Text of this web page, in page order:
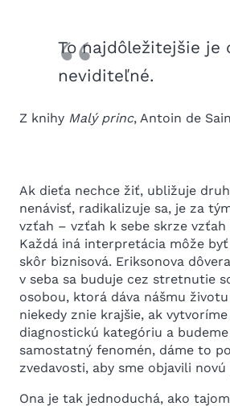
To najdôležitejšie je
neviditeľné.
Z knihy Malý princ, Antoin de
Ak dieťa nechce žiť, ubližuje
nenávisť, radikalizuje sa, je za
vzťah – vzťah k sebe skrze vzťah
Každá iná interpretácia môže
skôr biznisová. Eriksonova
v seba sa buduje cez stretnutie
osobou, ktorá dáva nášmu
niekedy znie krajšie, ak
diagnostickú kategóriu a
samostatný fenomén, dáme to
zvedavosti, aby sme objavili
Ona je tak jednoduchá, ako